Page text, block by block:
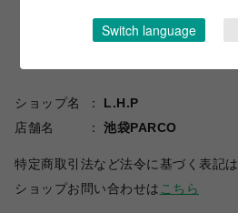
ショップ名
L.H.P
店舗名
池袋PARCO
特定商取引法など法令に基づく表記は
ショップお問い合わせは こちら
Switch language